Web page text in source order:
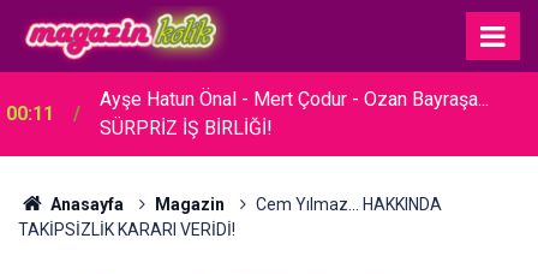
23:30 Hare Sürel... SADE BİR TÖRENLE EVLENDİ!
Anasayfa Magazin
Cem Yılmaz... HAKKINDA
TAKİPSİZLİK KARARI VERİDİ!